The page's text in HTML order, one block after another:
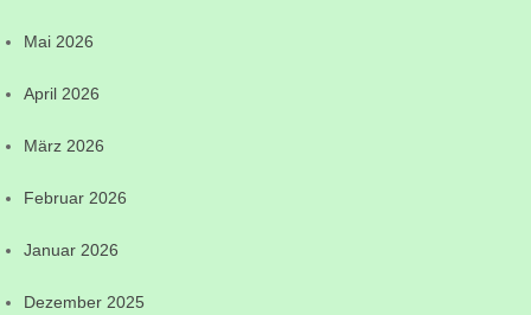
Mai 2026
April 2026
März 2026
Februar 2026
Januar 2026
Dezember 2025